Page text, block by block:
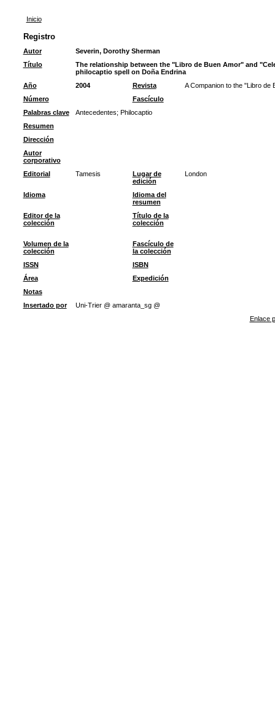
Inicio
Registro
Autor
Severin, Dorothy Sherman
Título
The relationship between the "Libro de Buen Amor" and
philocaptio spell on Doña Endrina
Año
2004 Revista
A Companion to the "Libro de
Número
Fascículo
Palabras clave
Antecedentes; Philocaptio
Resumen
Dirección
Autor
corporativo
Editorial
Tamesis
Lugar de
edición
London
Idioma
Idioma del
resumen
Editor de la
colección
Título de la
colección
Volumen de la
colección
Fascículo de
la colección
ISSN
ISBN
Área
Expedición
Notas
Insertado por
Uni-Trier @ amaranta_sg @
Enlace